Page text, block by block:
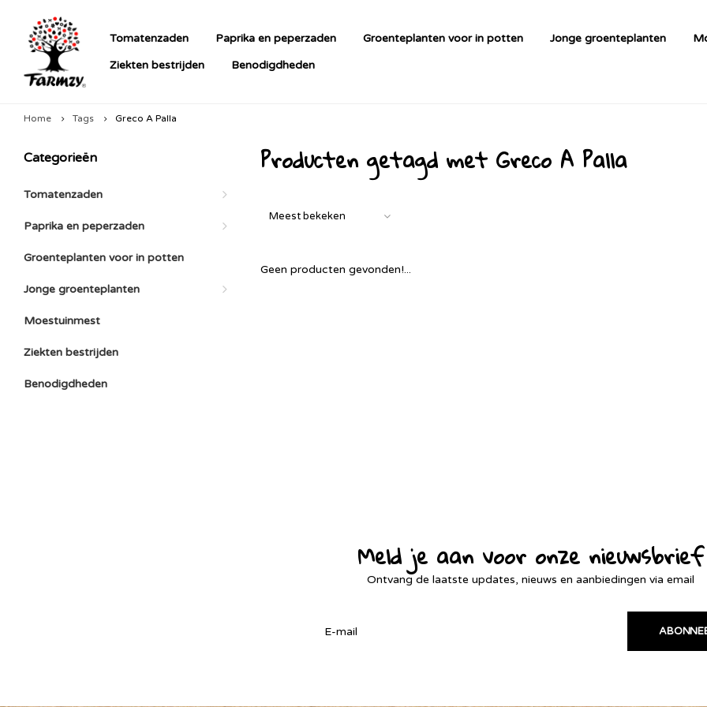
Tomatenzaden Paprika en peperzaden Groenteplanten voor in potten Jonge groenteplanten
Ziekten bestrijden
Benodigdheden
Home Tags Greco A Palla
Categorieën
Tomatenzaden
Paprika en peperzaden
Groenteplanten voor in potten
Jonge groenteplanten
Moestuinmest
Ziekten bestrijden
Benodigdheden
Producten getagd met Greco A Palla
Meest bekeken
Geen producten gevonden!...
Meld je aan voor onze nieuwsbrief
Ontvang de laatste updates, nieuws en aanbiedingen via email